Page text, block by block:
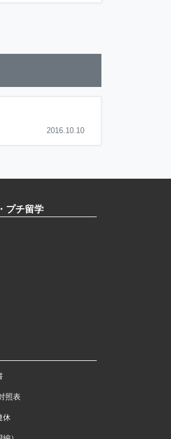
2016.10.10
プチ留学
照表
休